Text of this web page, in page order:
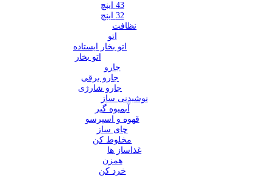
43 اینچ
32 اینچ
نظافت
اتو
اتو بخار ایستاده
اتو بخار
جارو
جارو برقی
جارو شارژی
نوشیدنی ساز
آبمیوه گیر
قهوه و اسپرسو
چای ساز
مخلوط کن
غذاساز ها
همزن
خرد کن